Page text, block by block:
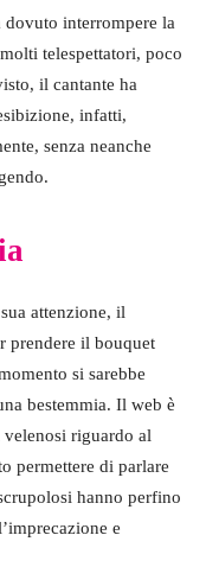
dovuto interrompere la
telespettatori, poco
il cantante ha
infatti,
senza neanche
attenzione, il
prendere il bouquet
si sarebbe
bestemmia. Il web è
riguardo al
permettere di parlare
hanno perfino
e